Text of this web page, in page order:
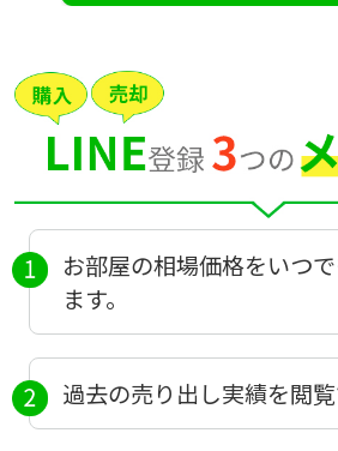
お部屋の相場価格をいつ
ます。
過去の売り出し実績を閲覧